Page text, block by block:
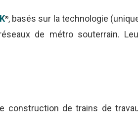
®, basés sur la technologie
de métro souterrain.
construction de trains de